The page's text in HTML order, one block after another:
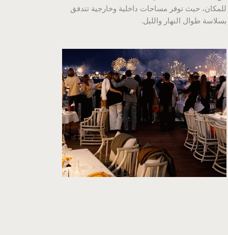
للمكان، حيث توفر مساحات داخلية وخارجية تتدفق
بسلاسة طوال النهار والليل.